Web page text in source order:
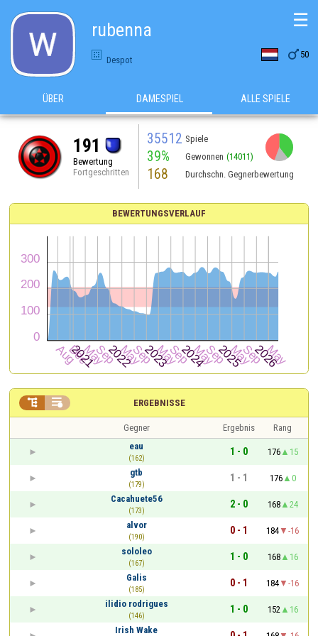
rubenna
Despot  50
☰
ÜBER DAMESPIEL ALLE SPIELE
191
Bewertung
Fortgeschritten
35512 Spiele
39% Gewonnen (14011)
168 Durchschn. Gegnerbewertung
BEWERTUNGSVERLAUF
ERGEBNISSE
 
Gegner Ergebnis
Rang
eau
(162)
1 - 0 176
15
gtb
(179)
1 - 1 176
0
Cacahuete56
(173)
2 - 0 168
24
alvor
(190)
0 - 1 184
-16
sololeo
(167)
1 - 0 168
16
Galis
(185)
0 - 1 184
-16
ilidio rodrigues
(146)
1 - 0 152
16
Irish Wake